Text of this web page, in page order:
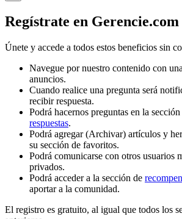
Regístrate en Gerencie.com
Únete y accede a todos estos beneficios sin
Navegue por nuestro contenido con
anuncios.
Cuando realice una pregunta será
recibir respuesta.
Podrá hacernos preguntas en la sección
respuestas.
Podrá agregar (Archivar) artículos y
su sección de favoritos.
Podrá comunicarse con otros usuarios
privados.
Podrá acceder a la sección de
aportar a la comunidad.
El registro es gratuito, al igual que todos los